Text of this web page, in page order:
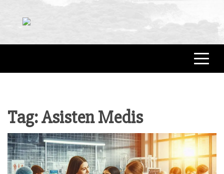
CEPAT KERJA
BERITA BISNIS
Tag:Asisten Medis